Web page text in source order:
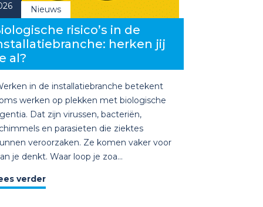
Nieuws
risico’s in de
herken jij
al?
in de installatiebranche betekent
werken op plekken met biologische
Dat zijn virussen, bacteriën,
en parasieten die ziektes
veroorzaken. Ze komen vaker voor
je denkt. Waar loop je zoa...
verder